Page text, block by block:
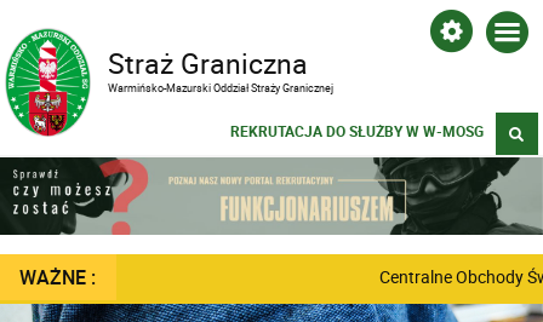
Straż Graniczna
Warmińsko-Mazurski Oddział Straży Granicznej
REKRUTACJA DO SŁUŻBY W W-MOSG
WAŻNE : Centralne Obchody